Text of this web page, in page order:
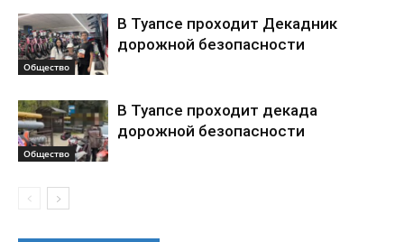
Общество
В Туапсе проходит Декадник
дорожной безопасности
Общество
В Туапсе проходит декада
дорожной безопасности